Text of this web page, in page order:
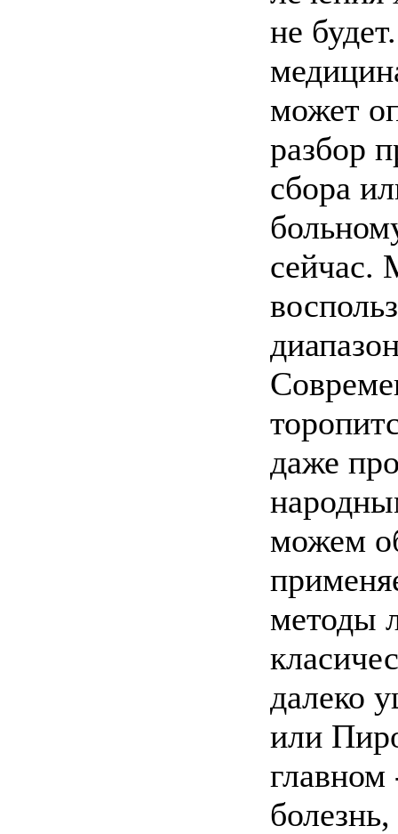
не
может
разбор
сбора
сейчас.
даже
можем
методы
далеко
или
главном